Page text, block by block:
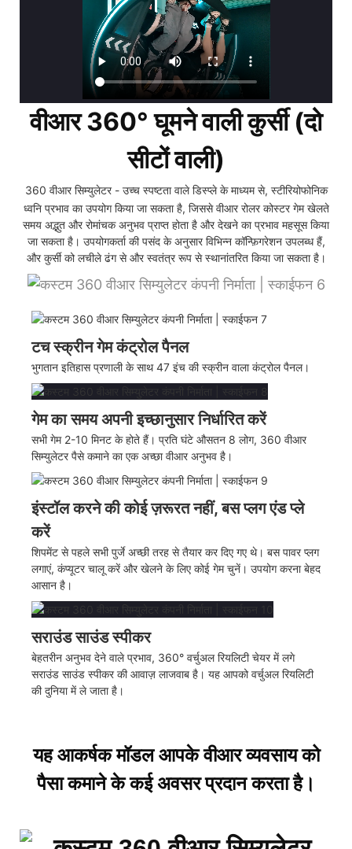
वीआर 360° घूमने वाली कुर्सी (दो
सीटों वाली)
360 वीआर सिम्युलेटर - उच्च स्पष्टता वाले डिस्प्ले के माध्यम से, स्टीरियोफोनिक
ध्वनि प्रभाव का उपयोग किया जा सकता है, जिससे वीआर रोलर कोस्टर गेम खेलते
समय अद्भुत और रोमांचक अनुभव प्राप्त होता है और देखने का प्रभाव महसूस किया
जा सकता है। उपयोगकर्ता की पसंद के अनुसार विभिन्न कॉन्फ़िगरेशन उपलब्ध हैं,
और कुर्सी को लचीले ढंग से और स्वतंत्र रूप से स्थानांतरित किया जा सकता है।
टच स्क्रीन गेम कंट्रोल पैनल
भुगतान इतिहास प्रणाली के साथ 47 इंच की स्क्रीन वाला कंट्रोल पैनल।
गेम का समय अपनी इच्छानुसार निर्धारित करें
सभी गेम 2-10 मिनट के होते हैं। प्रति घंटे औसतन 8 लोग, 360 वीआर
सिम्युलेटर पैसे कमाने का एक अच्छा वीआर अनुभव है।
इंस्टॉल करने की कोई ज़रूरत नहीं, बस प्लग एंड प्ले
करें
शिपमेंट से पहले सभी पुर्जे अच्छी तरह से तैयार कर दिए गए थे। बस पावर प्लग
लगाएं, कंप्यूटर चालू करें और खेलने के लिए कोई गेम चुनें। उपयोग करना बेहद
आसान है।
सराउंड साउंड स्पीकर
बेहतरीन अनुभव देने वाले प्रभाव, 360° वर्चुअल रियलिटी चेयर में लगे
सराउंड साउंड स्पीकर की आवाज़ लाजवाब है। यह आपको वर्चुअल रियलिटी
की दुनिया में ले जाता है।
यह आकर्षक मॉडल आपके वीआर व्यवसाय को
पैसा कमाने के कई अवसर प्रदान करता है।